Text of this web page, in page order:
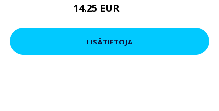
14.25 EUR
LISÄTIETOJA